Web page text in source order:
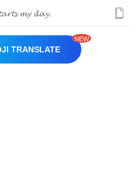
𝓪𝓻𝓽𝓼 𝓶𝔂 𝓭𝓪𝔂.
TRANSLATE
NEW